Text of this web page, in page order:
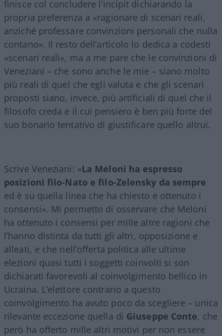
finisce col concludere l’incipit dichiarando la
propria preferenza a «ragionare di scenari reali,
anziché professare convinzioni personali che nulla
contano». Il resto dell’articolo lo dedica a codesti
«scenari reali», ma a me pare che le convinzioni di
Veneziani – che sono anche le mie – siano molto
più reali di quel che egli valuta e che gli scenari
proposti siano, invece, più artificiali di quel che il
filosofo creda e il cui pensiero è ben più forte del
suo bonario tentativo di giustificare quello altrui.
Scrive Veneziani: «La Meloni ha espresso
posizioni filo-Nato e filo-Zelensky da sempre
ed è su quella linea che ha chiesto e ottenuto i
consensi». Mi permetto di osservare che Meloni
ha ottenuto i consensi per mille altre ragioni che
l’hanno distinta da tutti gli altri, opposizione e
alleati, e che nell’offerta politica alle ultime
elezioni quasi tutti i soggetti coinvolti si son
dichiarati favorevoli al coinvolgimento bellico in
Ucraina. L’elettore contrario a questo
coinvolgimento ha avuto poco da scegliere – unica
rilevante eccezione quella di Giuseppe Conte, che
però ha offerto mille altri motivi per non essere